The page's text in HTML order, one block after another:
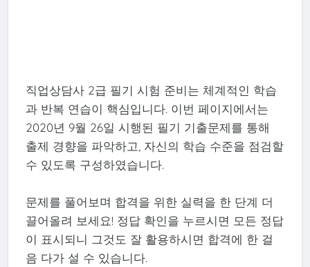
직업상담사 2급 필기 시험 준비는 체계적인 학습
과 반복 연습이 핵심입니다. 이번 페이지에서는
2020년 9월 26일 시행된 필기 기출문제를 통해
출제 경향을 파악하고, 자신의 학습 수준을 점검할
수 있도록 구성하였습니다.
문제를 풀어보며 합격을 위한 실력을 한 단계 더
끌어올려 보세요! 정답 확인을 누르시면 모든 정답
이 표시되니 그것도 잘 활용하시면 합격에 한 걸
음 다가 설 수 있습니다.